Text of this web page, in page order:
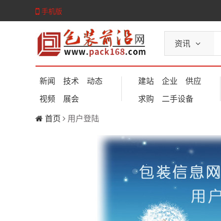
手机版
资讯
新闻 技术
动态
视频
展会
建站 企业
供应
求购
二手设备
首页
用户登陆